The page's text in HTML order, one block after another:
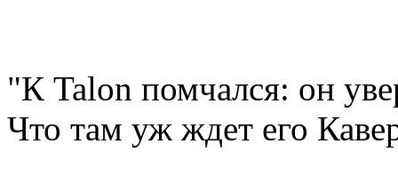
"К Talon помчался: он
Что там уж ждет его